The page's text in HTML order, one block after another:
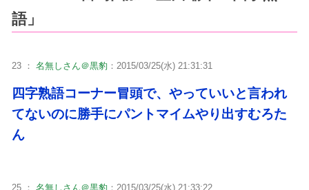
語」
23 ： 名無しさん＠黒豹 ：2015/03/25(水) 21:31:31
四字熟語コーナー冒頭で、やっていいと言われ
てないのに勝手にパントマイムやり出すむろた
ん
25 ： 名無しさん＠黒豹 ：2015/03/25(水) 21:33:22